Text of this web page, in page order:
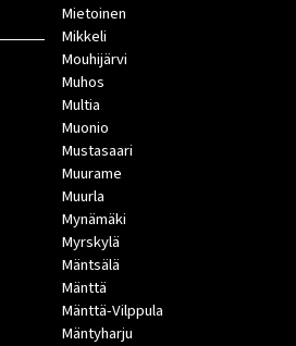
Mietoinen
Mikkeli
Mouhijärvi
Muhos
Multia
Muonio
Mustasaari
Muurame
Muurla
Mynämäki
Myrskylä
Mäntsälä
Mänttä
Mänttä-Vilppula
Mäntyharju